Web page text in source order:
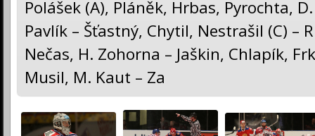
Polášek (A), Pláněk, Hrbas, Pyrochta,
Pavlík – Šťastný, Chytil, Nestrašil (C) –
Nečas, H. Zohorna – Jaškin, Chlapík,
Musil, M. Kaut – Za